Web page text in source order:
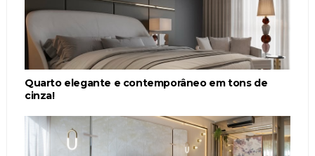
Quarto elegante e contemporâneo em tons de
cinza!